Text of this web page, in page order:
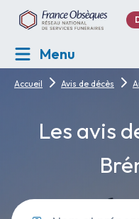
Menu
Accueil Avis de décès
Les avis